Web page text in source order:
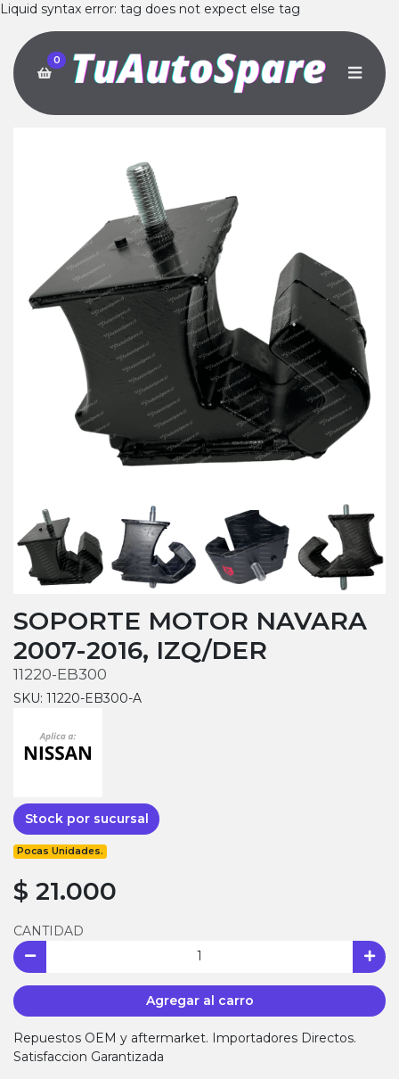
Liquid syntax error: tag does not expect else tag
0
SOPORTE MOTOR NAVARA
2007-2016, IZQ/DER
11220-EB300
SKU: 11220-EB300-A
Stock por sucursal
Pocas Unidades.
$ 21.000
CANTIDAD
Agregar al carro
Repuestos OEM y aftermarket. Importadores Directos.
Satisfaccion Garantizada